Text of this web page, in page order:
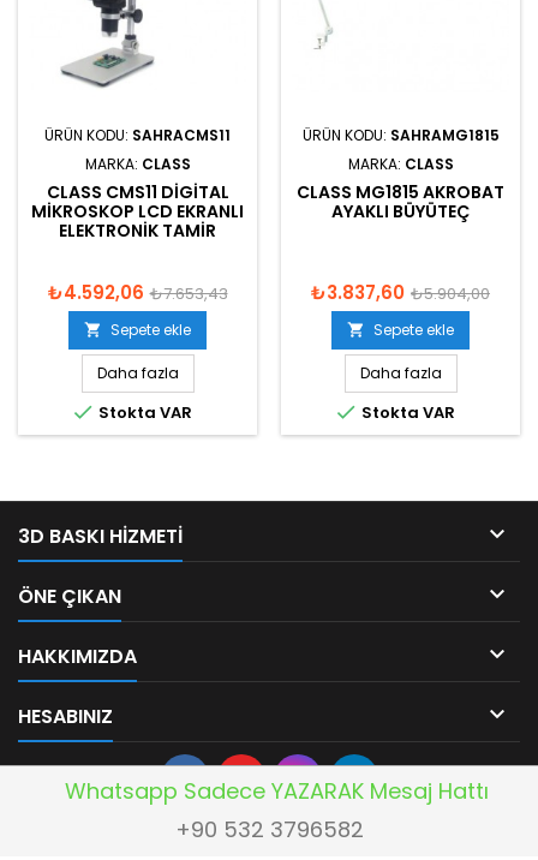
Whatsapp Sadece YAZARAK Mesaj Hattı
+90 532 3796582
ÜRÜN KODU: SAHRACMS11
MARKA: CLASS
CLASS CMS11 DIGITAL
MIKROSKOP LCD EKRANLI
ELEKTRONIK TAMIR
₺4.592,06 ₺7.653,43
 Sepete ekle
Daha fazla
 Stokta VAR
ÜRÜN KODU: SAHRAMG1815
MARKA: CLASS
CLASS MG1815 AKROBAT
AYAKLI BÜYÜTEÇ
₺3.837,60 ₺5.904,00
 Sepete ekle
Daha fazla
 Stokta VAR
3D BASKI HIZMETI 
ÖNE ÇIKAN 
HAKKIMIZDA 
HESABINIZ 